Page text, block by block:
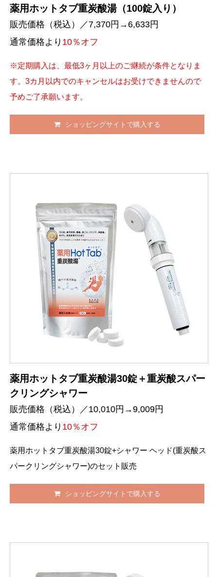
薬用ホットタブ重炭酸湯（100錠入り）
販売価格（税込）／7,370円→6,633円
通常価格より 10％オフ
※定期購入は、最低3ヶ月以上のご継続が条件となりま
す。3カ月以内でのキャンセルはお受けできませんので
予めご了承願います。
ショッピングサイトで購入する
薬用ホットタブ重炭酸湯30錠＋重炭酸スパー
クリングシャワー
販売価格（税込）／10,010円→9,009円
通常価格より 10％オフ
薬用ホットタブ重炭酸湯30錠+シャワー ヘッド(重炭酸ス
パークリングシャワー)のセット販売
ショッピングサイトで購入する